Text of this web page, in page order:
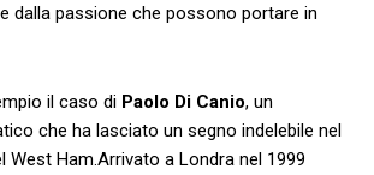
dalla passione‍ che possono portare in
il caso di Paolo Di Canio, un
⁣che ha lasciato un segno indelebile nel
West Ham.Arrivato a Londra nel 1999